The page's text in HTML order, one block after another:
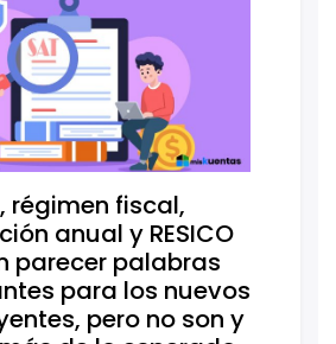
régimen fiscal,
anual y RESICO
parecer palabras
para los nuevos
pero no son y